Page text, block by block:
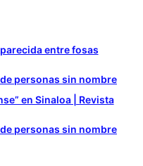
entre fosas
personas sin nombre
en Sinaloa | Revista
personas sin nombre